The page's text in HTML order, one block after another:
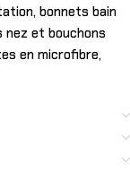
bonnets bain
nez et bouchons
en microfibre,